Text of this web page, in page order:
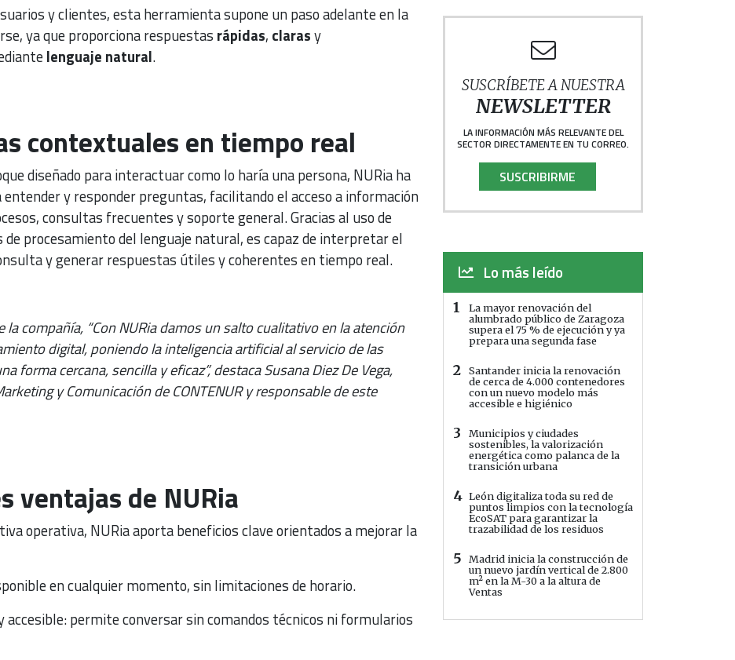
y clientes, esta herramienta supone un paso adelante en la
ya que proporciona respuestas rápidas, clarasy
lenguaje natural.
contextuales en tiempo real
diseñado para interactuar como lo haría una persona, NURia ha
entender y responder preguntas, facilitando el acceso a información
consultas frecuentes y soporte general. Gracias al uso de
de procesamiento del lenguaje natural, es capaz de interpretar el
y generar respuestas útiles y coherentes en tiempo real.
la compañía, “Con NURia damos un salto cualitativo en la atención
digital, poniendo la inteligencia artificial al servicio de las
forma cercana, sencilla y eficaz”, destaca Susana Diez De Vega,
y Comunicación de CONTENUR y responsable de este
ventajas de NURia
operativa, NURia aporta beneficios clave orientados a mejorar la
en cualquier momento, sin limitaciones de horario.
accesible: permite conversar sin comandos técnicos ni formularios
SUSCRÍBETE A NUESTRA
NEWSLETTER
LA INFORMACIÓN MÁS RELEVANTE DEL
SECTOR DIRECTAMENTE EN TU CORREO.
SUSCRIBIRME
Lo más leído
1
La mayor renovación del
alumbrado público de Zaragoza
supera el 75 % de ejecución y ya
prepara una segunda fase
2
Santander inicia la renovación
de cerca de 4.000 contenedores
con un nuevo modelo más
accesible e higiénico
3
Municipios y ciudades
sostenibles, la valorización
energética como palanca de la
transición urbana
4 León digitaliza toda su red de
puntos limpios con la tecnología
EcoSAT para garantizar la
trazabilidad de los residuos
5
Madrid inicia la construcción de
un nuevo jardín vertical de 2.800
m² en la M-30 a la altura de
Ventas